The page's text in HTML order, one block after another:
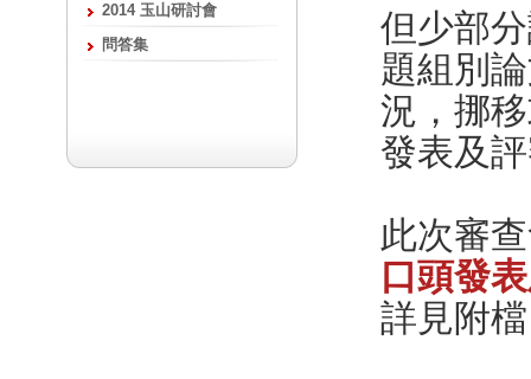
2014 玉山研討會
問答集
但少部
題組別
況，挪
發表及
此次審
口頭發
詳見附